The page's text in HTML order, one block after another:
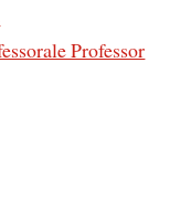
Professor